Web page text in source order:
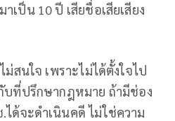
เป็น 10 ปี เสียชื่อเสียเสียง
สนใจ เพราะไม่ได้ตั้งใจไป
บที่ปรึกษากฎหมาย ถ้ามีช่อง
ด้จะดำเนินคดี ไม่ใช่ความ